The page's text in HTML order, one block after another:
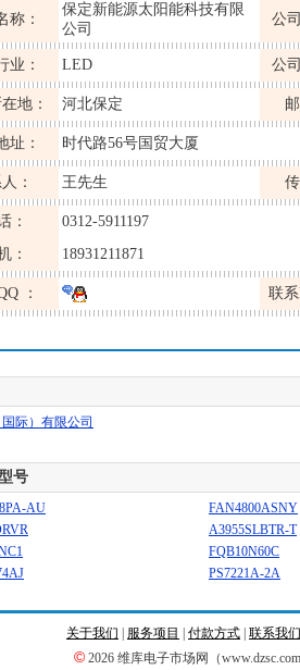
称：
保定新能源太阳能科技有限
公司
公
业： LED 公
地： 河北保定
址： 时代路56号国贸大厦
： 王先生
：
0312-5911197
：
18931211871
： 联
际）有限公司
号
AU
FAN4800ASNY
A3955SLBTR-T
FQB10N60C
PS7221A-2A
关于我们 服务项目 付款方式 联系我们
© 2026 维库电子市场网（